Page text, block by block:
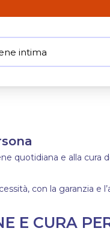
intima
quotidiana e alla
con la garanzia e
E CURA